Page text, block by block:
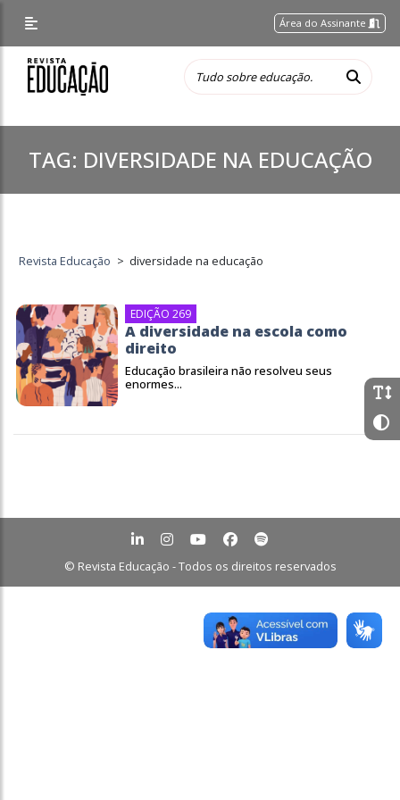
Área do Assinante
TAG: DIVERSIDADE NA EDUCAÇÃO
Revista Educação > diversidade na educação
EDIÇÃO 269
A diversidade na escola como
direito
Educação brasileira não resolveu seus
enormes...
© Revista Educação - Todos os direitos reservados